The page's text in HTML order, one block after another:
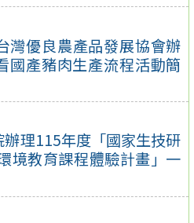
灣優良農產品發展協會辦
國產豬肉生產流程活動簡
理115年度「國家生技研
境教育課程體驗計畫」一